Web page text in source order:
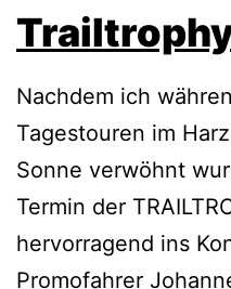
Nachdem ich
Tagestouren im
Sonne verwöhnt
Termin der
hervorragend ins
Promofahrer